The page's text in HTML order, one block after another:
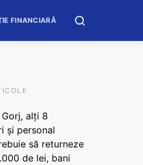
FINANCIARĂ
alți 8
și personal
să returneze
de lei, bani